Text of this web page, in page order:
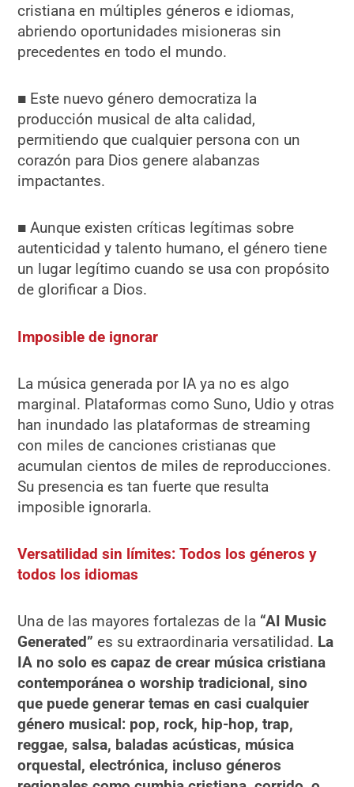
cristiana en múltiples géneros e idiomas,
abriendo oportunidades misioneras sin
precedentes en todo el mundo.
■ Este nuevo género democratiza la
producción musical de alta calidad,
permitiendo que cualquier persona con un
corazón para Dios genere alabanzas
impactantes.
■ Aunque existen críticas legítimas sobre
autenticidad y talento humano, el género tiene
un lugar legítimo cuando se usa con propósito
de glorificar a Dios.
Imposible de ignorar
La música generada por IA ya no es algo
marginal. Plataformas como Suno, Udio y otras
han inundado las plataformas de streaming
con miles de canciones cristianas que
acumulan cientos de miles de reproducciones.
Su presencia es tan fuerte que resulta
imposible ignorarla.
Versatilidad sin límites: Todos los géneros y
todos los idiomas
Una de las mayores fortalezas de la “AI Music
Generated” es su extraordinaria versatilidad. La
IA no solo es capaz de crear música cristiana
contemporánea o worship tradicional, sino
que puede generar temas en casi cualquier
género musical: pop, rock, hip-hop, trap,
reggae, salsa, baladas acústicas, música
orquestal, electrónica, incluso géneros